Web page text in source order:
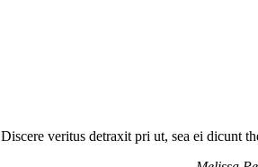
Discere veritus detraxit pri ut, sea ei dicunt